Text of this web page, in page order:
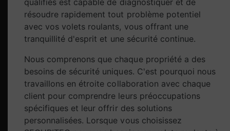
qualifiés est capable de diagnostiquer et de
résoudre rapidement tout problème potentiel
avec vos volets roulants, vous offrant une
tranquillité d'esprit et une sécurité continue.
Nous comprenons que chaque propriété a des
besoins de sécurité uniques. C'est pourquoi nous
travaillons en étroite collaboration avec chaque
client pour comprendre leurs préoccupations
spécifiques et leur offrir des solutions
personnalisées. Lorsque vous choisissez